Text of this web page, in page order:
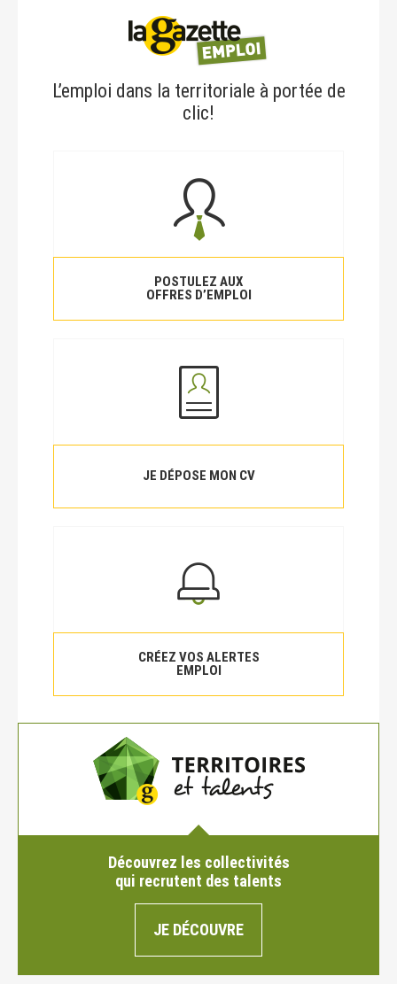
L’emploi dans la territoriale à portée de
clic!
POSTULEZ AUX
OFFRES D’EMPLOI
JE DÉPOSE MON CV
CRÉEZ VOS ALERTES
EMPLOI
Découvrez les collectivités
qui recrutent des talents
JE DÉCOUVRE